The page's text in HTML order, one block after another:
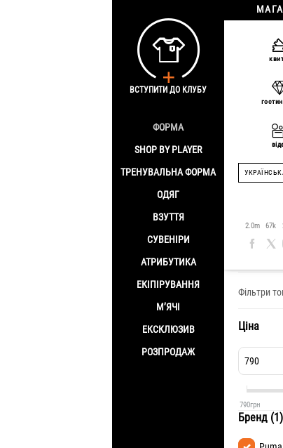
ФОРМА
SHOP BY PLAYER
ТРЕНУВАЛЬНА ФОРМА
ОДЯГ
ВЗУТТЯ
СУВЕНІРИ
АТРИБУТИКА
ЕКІПІРУВАННЯ
М’ЯЧІ
ЕКСКЛЮЗИВ
РОЗПРОДАЖ
2.0m 67k
ВСТУПИТИ ДО КЛУБУ
Фільтри
Ціна
790грн
Бренд (1)